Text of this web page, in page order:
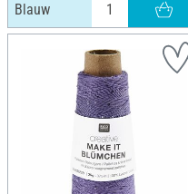
Blauw